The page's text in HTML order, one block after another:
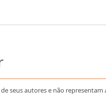
seus autores e não representam